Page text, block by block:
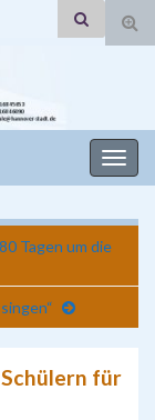
Tagen um die
für